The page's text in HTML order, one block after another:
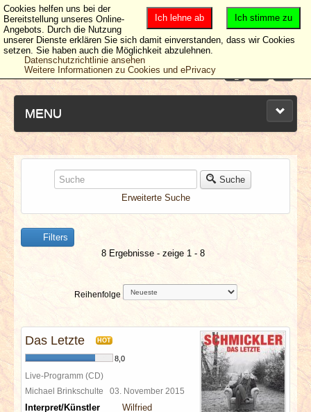
MENU
NEUESTE ARTIKEL
NEWS & DATES
BERICHTE
SPECIALS
REDAKTION
Suche
Erweiterte Suche
Filters
8 Ergebnisse - zeige 1 - 8
Reihenfolge
Das Letzte HOT
8,0
Live-Programm (CD)
Michael Brinkschulte 03. November 2015
Interpret/Künstler
Wilfried
Ich stimme zu
Ich lehne ab
Cookies helfen uns bei der
Bereitstellung unseres Online-
Angebots. Durch die Nutzung
unserer Dienste erklären Sie sich damit einverstanden, dass wir Cookies
setzen. Sie haben auch die Möglichkeit abzulehnen.
Datenschutzrichtlinie ansehen
Weitere Informationen zu Cookies und ePrivacy